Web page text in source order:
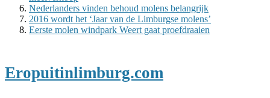
Nederlanders vinden behoud molens belangrijk
2016 wordt het ‘Jaar van de Limburgse molens’
Eerste molen windpark Weert gaat proefdraaien
Eropuitinlimburg.com